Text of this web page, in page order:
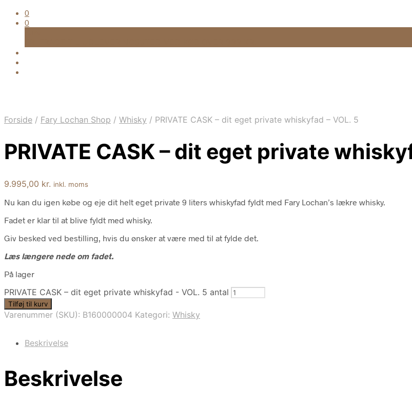
0
0
Forside / Fary Lochan Shop / Whisky / PRIVATE CASK – dit eget private whiskyfad – VOL. 5
PRIVATE CASK – dit eget private
9.995,00 kr. inkl. moms
Nu kan du igen købe og eje dit helt eget private 9 liters whiskyfad fyldt med Fary Lochan’s lækre whisky.
Fadet er klar til at blive fyldt med whisky.
Giv besked ved bestilling, hvis du ønsker at være med til at fylde det.
Læs længere nede om fadet.
På lager
PRIVATE CASK – dit eget private whiskyfad - VOL. 5 antal
Tilføj til kurv
Varenummer (SKU): B160000004 Kategori: Whisky
Beskrivelse
Beskrivelse